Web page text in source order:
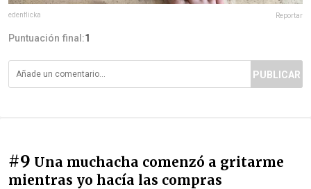
edenflicka Reportar
Puntuación final:1
PUBLICAR
#9 Una muchacha comenzó a gritarme
mientras yo hacía las compras